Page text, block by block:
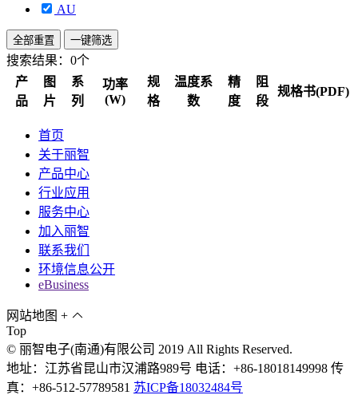
AU
全部重置 一键筛选
搜索结果： 0个
产
品
图
片
系
列
功率
(W)
规
格
温度系
数
精
度
阻
段
规格书(PDF)
首页
关于丽智
产品中心
行业应用
服务中心
加入丽智
联系我们
环境信息公开
eBusiness
网站地图 +
Top
© 丽智电子(南通)有限公司 2019 All Rights Reserved.
地址：江苏省昆山市汉浦路989号 电话：+86-18018149998 传
真：+86-512-57789581 苏ICP备18032484号